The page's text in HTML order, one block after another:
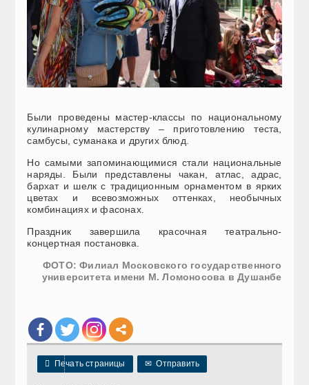
Были проведены мастер-классы по национальному
кулинарному мастерству – приготовлению теста,
самбусы, суманака и других блюд.
Но самыми запоминающимися стали национальные
наряды. Были представлены чакан, атлас, адрас,
бархат и шелк с традиционным орнаментом в ярких
цветах и всевозможных оттенках, необычных
комбинациях и фасонах.
Праздник завершила красочная театрально-
концертная постановка.
ФОТО: Филиал Московского государственного
университета имени М. Ломоносова в Душанбе
 Печать страницы ✉ Отправить